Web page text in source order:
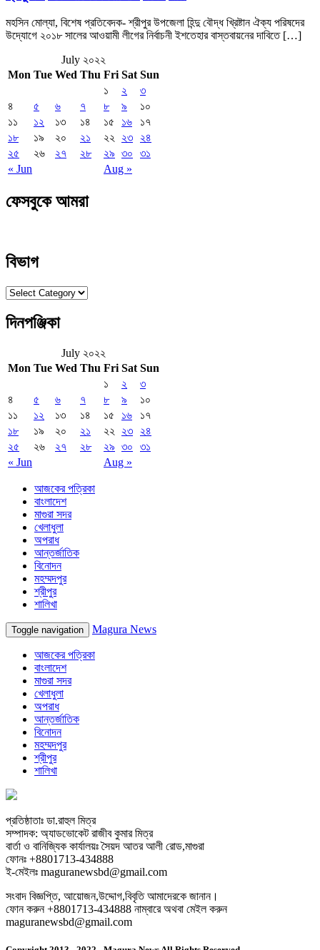
মহসিন মোল্যা, বিশেষ প্রতিবেদক- শ্রীপুর উপজেলা হিন্দু বৌদ্ধ খ্রিষ্টান ঐক্য পরিষদের
উদ্যোগে ২০১৮ সালের আওয়ামী লীগের নির্বাচনী ইশতেহার বাস্তবায়নের দাবিতে […]
July ২০২২
Mon Tue Wed Thu Fri Sat Sun
« Jun Aug »
১ ২
৩
৪
৫ ৬ ৭ ৮ ৯
১০
১১
১২ ১৩ ১৪ ১৫ ১৬
১৭
১৮
১৯ ২০ ২১ ২২ ২৩
২৪
২৫
২৬ ২৭ ২৮ ২৯ ৩০ ৩১
ফেসবুকে আমরা
বিভাগ
বিভাগ
দিনপঞ্জিকা
July ২০২২
Mon Tue Wed Thu Fri Sat Sun
« Jun Aug »
১ ২
৩
৪
৫ ৬ ৭ ৮ ৯
১০
১১
১২ ১৩ ১৪ ১৫ ১৬
১৭
১৮
১৯ ২০ ২১ ২২ ২৩
২৪
২৫
২৬ ২৭ ২৮ ২৯ ৩০ ৩১
আজকের পত্রিকা
বাংলাদেশ
মাগুরা সদর
খেলাধুলা
অপরাধ
আন্তর্জাতিক
বিনোদন
মহম্মদপুর
শ্রীপুর
শালিখা
Toggle navigation Magura News
আজকের পত্রিকা
বাংলাদেশ
মাগুরা সদর
খেলাধুলা
অপরাধ
আন্তর্জাতিক
বিনোদন
মহম্মদপুর
শ্রীপুর
শালিখা
প্রতিষ্ঠাতাঃ ডা.রাহুল মিত্র
সম্পাদক: অ্যাডভোকেট রাজীব কুমার মিত্র
বার্তা ও বানিজ্যিক কার্যালয়ঃ সৈয়দ আতর আলী রোড,মাগুরা
ফোনঃ +8801713-434888
ই-মেইলঃ maguranewsbd@gmail.com
সংবাদ বিজ্ঞপ্তি, আয়োজন,উদ্দোগ,বিবৃতি আমাদেরকে জানান।
ফোন করুন +8801713-434888 নাম্বারে অথবা মেইল করুন
maguranewsbd@gmail.com